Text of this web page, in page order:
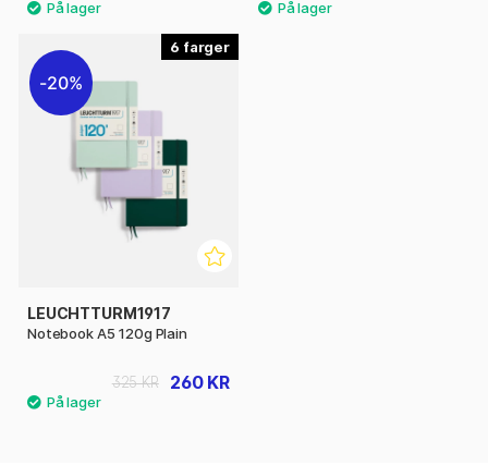
6
20%
LEUCHTTURM1917
Notebook A5 120g Plain
260 KR
325 KR